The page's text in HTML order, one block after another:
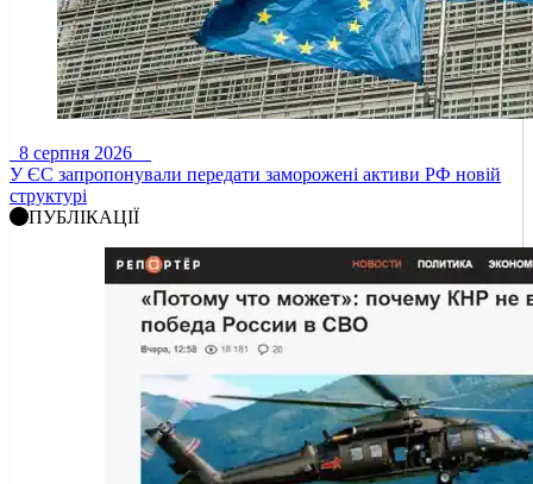
8 серпня 2026
У ЄС запропонували передати заморожені активи РФ новій
структурі
ПУБЛІКАЦІЇ